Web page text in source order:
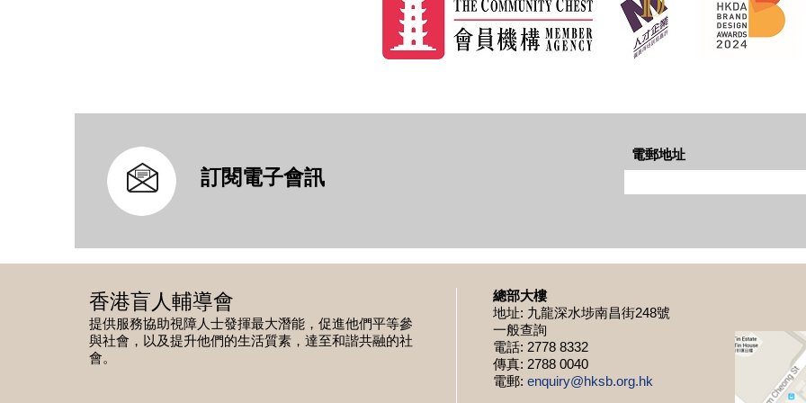
訂閱電子會訊
電郵地址
香港盲人輔導會
提供服務協助視障人士發揮最大潛能，促進他們平等參
與社會，以及提升他們的生活質素，達至和諧共融的社
會。
總部大樓
地址: 九龍深水埗南昌街248號
一般查詢
電話: 2778 8332
傳真: 2788 0040
電郵: enquiry@hksb.org.hk